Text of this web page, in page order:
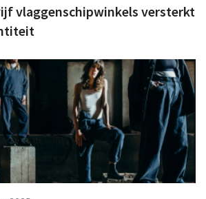
vlaggenschipwinkels versterkt